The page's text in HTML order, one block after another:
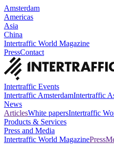
Amsterdam
Americas
Asia
China
Intertraffic World Magazine
PressContact
Intertraffic Events
Intertraffic AmsterdamIntertraffic
News
ArticlesWhite papersIntertraffic
Products & Services
Press and Media
Intertraffic World MagazinePress